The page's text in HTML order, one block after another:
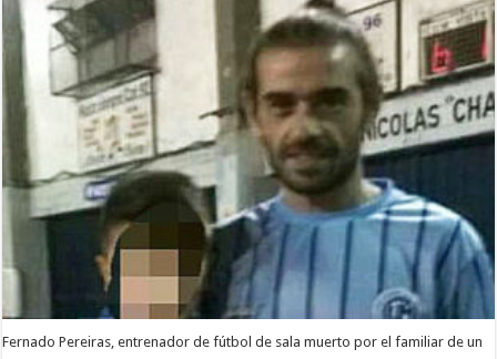
Fernado Pereiras, entrenador de fútbol de sala muerto por el familiar de un